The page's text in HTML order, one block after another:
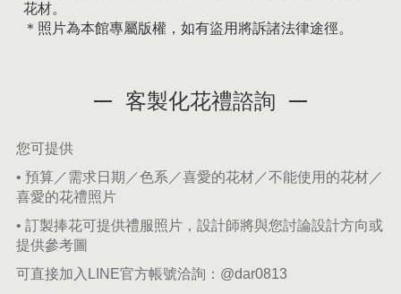
花材。
＊照片為本館專屬版權，如有盜用將訴諸法律途徑。
客製化花禮諮詢
您可提供
• 預算／需求日期／色系／喜愛的花材／不能使用的花材／
喜愛的花禮照片
• 訂製捧花可提供禮服照片，設計師將與您討論設計方向或
提供參考圖
可直接加入LINE官方帳號洽詢： @dar0813